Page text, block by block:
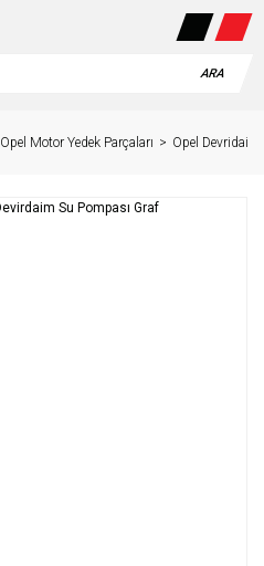
ARA
Opel Motor Yedek Parçaları Opel Devridaim